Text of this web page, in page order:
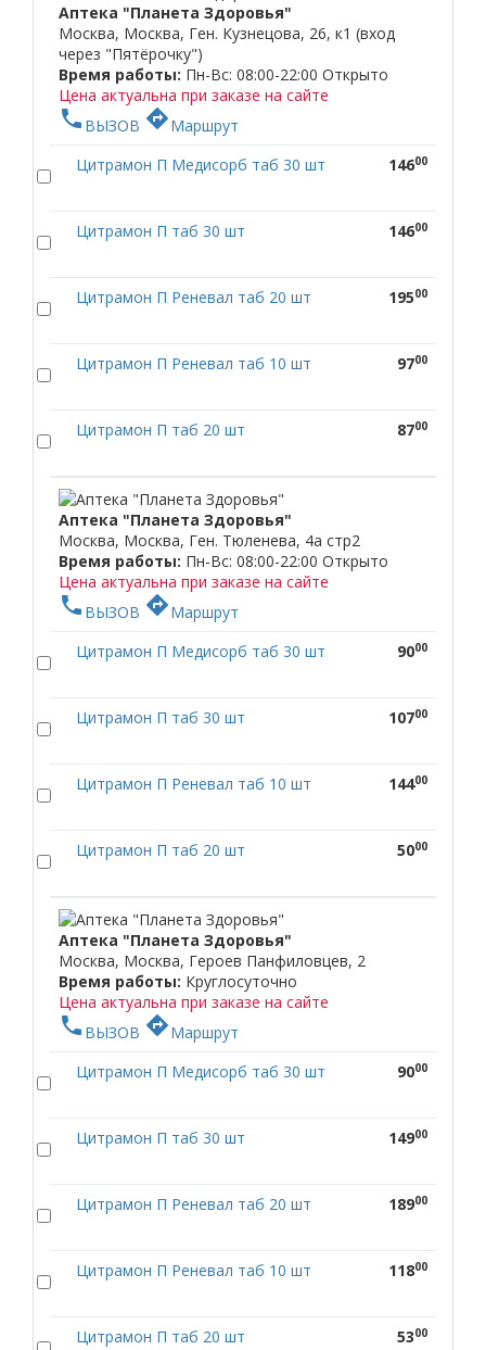
Аптека "Планета Здоровья"
Москва, Москва, Ген. Кузнецова, 26, к1 (вход
через "Пятёрочку")
Время работы: Пн-Вс: 08:00-22:00 Открыто
Цена актуальна при заказе на сайте
phone ВЫЗОВ directionsМаршрут
Цитрамон П Медисорб таб 30 шт
14600
Цитрамон П таб 30 шт 14600
Цитрамон П Реневал таб 20 шт 19500
Цитрамон П Реневал таб 10 шт 9700
Цитрамон П таб 20 шт 8700
Аптека "Планета Здоровья"
Москва, Москва, Ген. Тюленева, 4а стр2
Время работы: Пн-Вс: 08:00-22:00 Открыто
Цена актуальна при заказе на сайте
phone ВЫЗОВ directionsМаршрут
Цитрамон П Медисорб таб 30 шт
9000
Цитрамон П таб 30 шт 10700
Цитрамон П Реневал таб 10 шт 14400
Цитрамон П таб 20 шт 5000
Аптека "Планета Здоровья"
Москва, Москва, Героев Панфиловцев, 2
Время работы: Круглосуточно
Цена актуальна при заказе на сайте
phone ВЫЗОВ directionsМаршрут
Цитрамон П Медисорб таб 30 шт
9000
Цитрамон П таб 30 шт 14900
Цитрамон П Реневал таб 20 шт 18900
Цитрамон П Реневал таб 10 шт 11800
Цитрамон П таб 20 шт 5300